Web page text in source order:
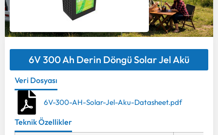
6V 300 Ah Derin Döngü Solar Jel Akü
Veri Dosyası
6V-300-AH-Solar-Jel-Aku-Datasheet.pdf
Teknik Özellikler